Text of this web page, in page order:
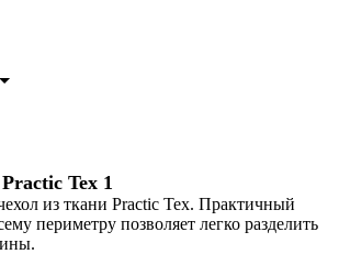
Tex 1
из ткани Practic Tex. Практичный
периметру позволяет легко разделить